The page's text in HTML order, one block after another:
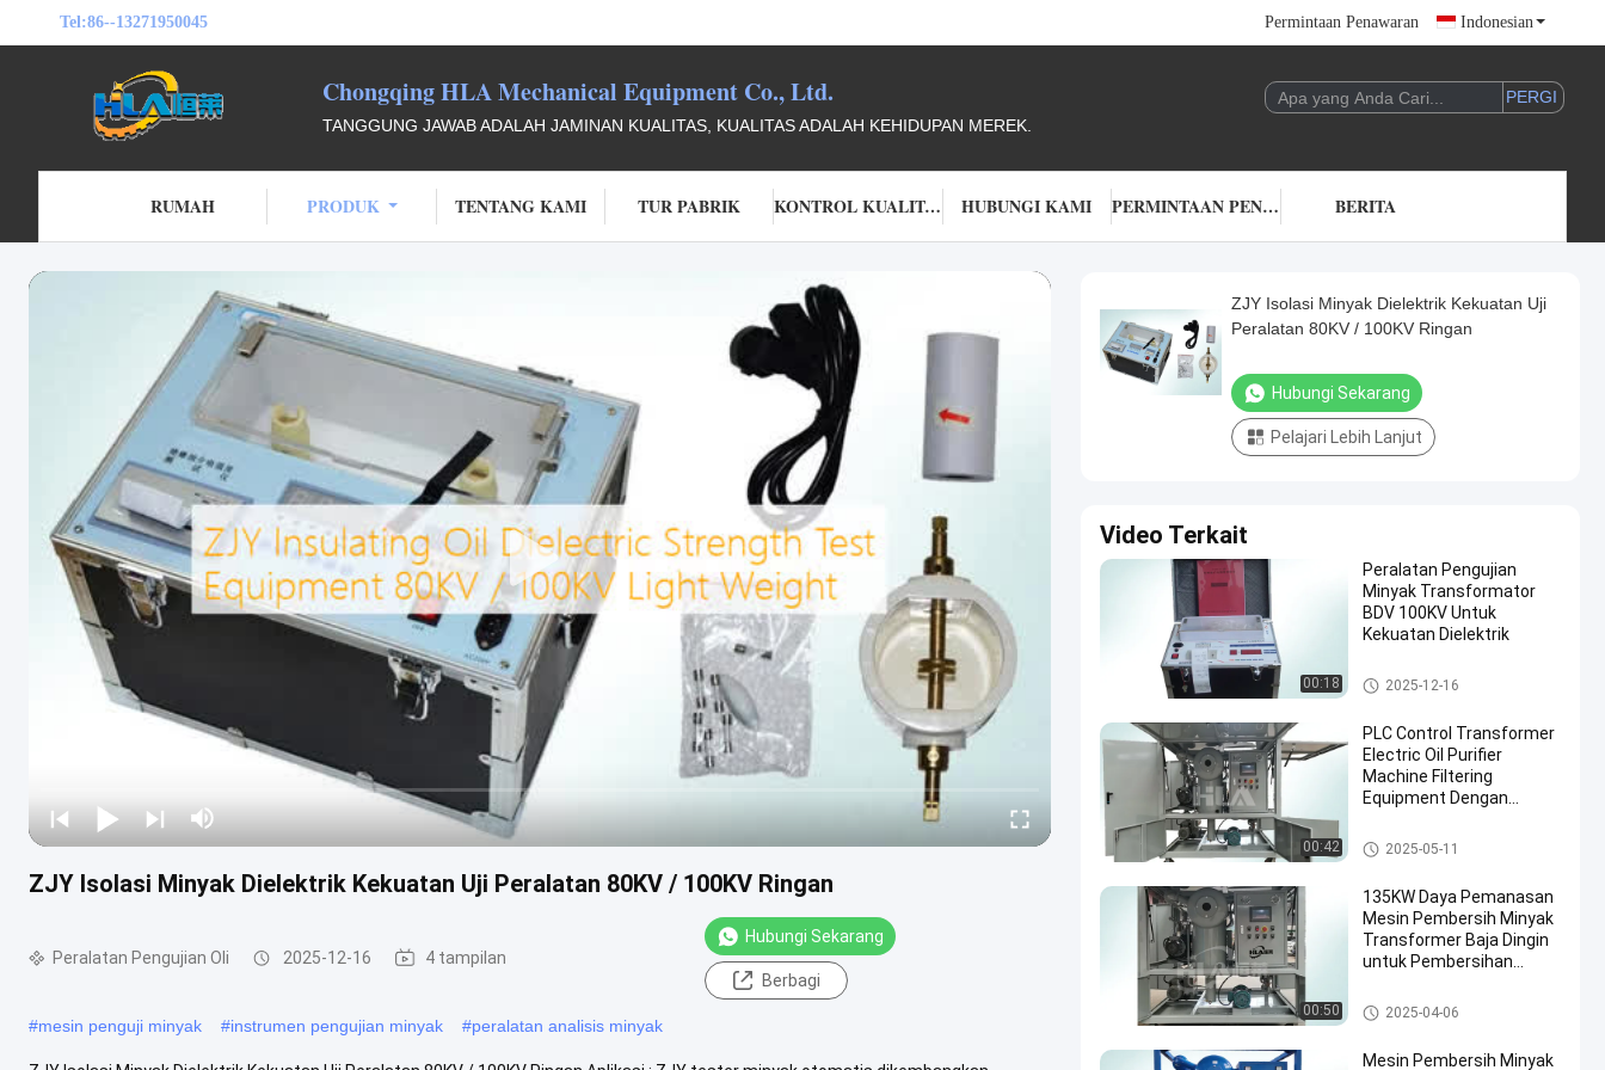
Tel:86--13271950045 Permintaan Penawaran Indonesian
Chongqing HLA Mechanical Equipment Co., Ltd.
TANGGUNG JAWAB ADALAH JAMINAN KUALITAS, KUALITAS ADALAH KEHIDUPAN MEREK.
RUMAH PRODUK TENTANG KAMI TUR PABRIK KONTROL KUALITAS HUBUNGI KAMI PERMINTAAN PENAWARAN BERITA
ZJY Isolasi Minyak Dielektrik Kekuatan Uji Peralatan 80KV / 100KV Ringan
Peralatan Pengujian Oli 2025-12-16 4 tampilan
Hubungi Sekarang
Berbagi
#mesin penguji minyak #instrumen pengujian minyak #peralatan analisis minyak
ZJY Isolasi Minyak Dielektrik Kekuatan Uji
Peralatan 80KV / 100KV Ringan
Hubungi Sekarang
Pelajari Lebih Lanjut
Video Terkait
00:18
Peralatan Pengujian
Minyak Transformator
BDV 100KV Untuk
Kekuatan Dielektrik
Peralatan Pengujian Oli
2025-12-16
00:42
PLC Control Transformer
Electric Oil Purifier
Machine Filtering
Equipment Dengan
Mesin Filtrasi Minyak Transfo
rmator
2025-05-11
00:50
135KW Daya Pemanasan
Mesin Pembersih Minyak
Transformer Baja Dingin
untuk Pembersihan
Mesin Pembersih Minyak Tran
sformator
2025-04-06
Mesin Pembersih Minyak